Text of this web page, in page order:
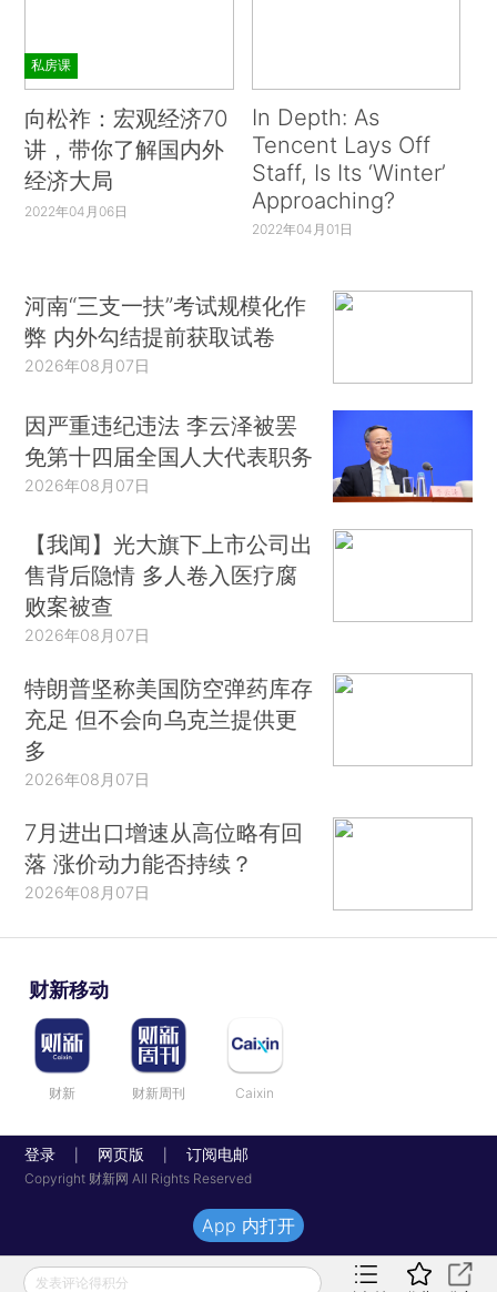
私房课
向松祚：宏观经济70
讲，带你了解国内外
经济大局
2022年04月06日
In Depth: As
Tencent Lays Off
Staff, Is Its ‘Winter’
Approaching?
2022年04月01日
河南“三支一扶”考试规模化作
弊 内外勾结提前获取试卷
2026年08月07日
因严重违纪违法 李云泽被罢
免第十四届全国人大代表职务
2026年08月07日
【我闻】光大旗下上市公司出
售背后隐情 多人卷入医疗腐
败案被查
2026年08月07日
特朗普坚称美国防空弹药库存
充足 但不会向乌克兰提供更
多
2026年08月07日
7月进出口增速从高位略有回
落 涨价动力能否持续？
2026年08月07日
财新移动
财新 财新周刊 Caixin
登录 网页版 订阅电邮
Copyright 财新网 All Rights Reserved
发表评论得积分
App 内打开